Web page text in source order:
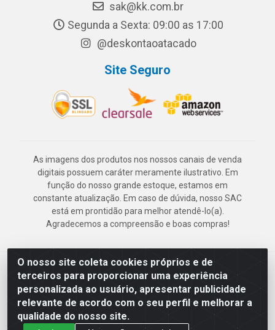
O nosso site coleta cookies próprios e de
terceiros para proporcionar uma experiência
personalizada ao usuário, apresentar publicidade
relevante de acordo com o seu perfil e melhorar a
qualidade do nosso site.
sak@kk.com.br
Segunda a Sexta: 09:00 as 17:00
@deskontaoatacado
Site Seguro
As imagens dos produtos nos nossos canais de venda
digitais possuem caráter meramente ilustrativo. Em
função do nosso grande estoque, estamos em
constante atualização. Em caso de dúvida, nosso SAC
está em prontidão para melhor atendê-lo(a).
Agradecemos a compreensão e boas compras!
Deskontão Atacado - Av. Marechal Mascarenhas de Morais, 2471 -
Imbiribeira - Recife/PE - CEP 51.150-001 - CNPJ 24.150.377/0003-
57